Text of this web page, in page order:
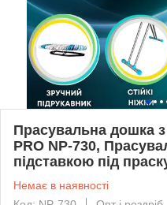
Прасувальна дошка
PRO NP-730,
підставкою під
Немає в наявності